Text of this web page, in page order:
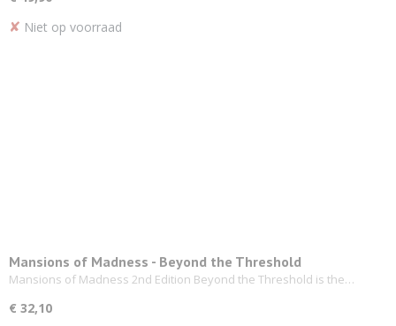
✘ Niet op voorraad
Mansions of Madness - Beyond the Threshold
Mansions of Madness 2nd Edition Beyond the Threshold is the…
€ 32,10